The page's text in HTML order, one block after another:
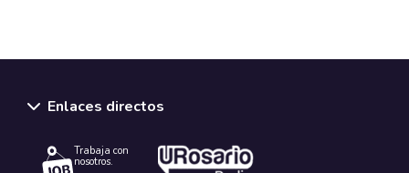
Enlaces directos
Trabaja con
nosotros.